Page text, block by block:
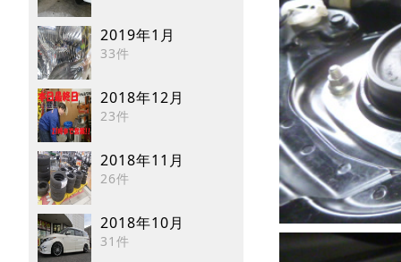
2019年1月
33件
2018年12月
23件
2018年11月
26件
2018年10月
31件